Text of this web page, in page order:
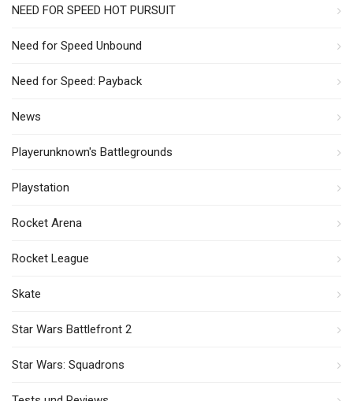
NEED FOR SPEED HOT PURSUIT
Need for Speed Unbound
Need for Speed: Payback
News
Playerunknown's Battlegrounds
Playstation
Rocket Arena
Rocket League
Skate
Star Wars Battlefront 2
Star Wars: Squadrons